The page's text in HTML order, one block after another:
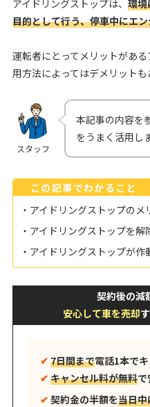
アイドリングストップは、 環境
目的として行う、停車中にエ
運転者にとってメリットがあ
用方法によってはデメリットも
スタッフ
本記事の内容を
をうまく活用し
この記事でわかること
・アイドリングストップの
・アイドリングストップを解
・アイドリングストップが作
契約後の減
安心して車を売却
✔︎ 7日間まで電話1本で
✔︎ キャンセル料が無料で
✔︎ 契約金の半額を当日